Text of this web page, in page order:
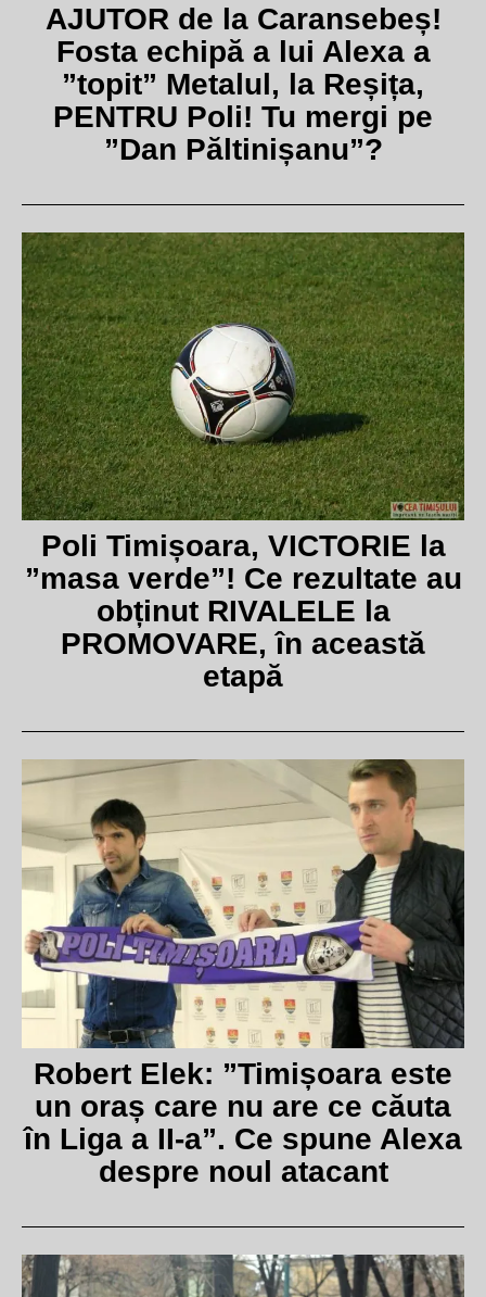
AJUTOR de la Caransebeș!
Fosta echipă a lui Alexa a
”topit” Metalul, la Reșița,
PENTRU Poli! Tu mergi pe
”Dan Păltinișanu”?
Poli Timișoara, VICTORIE la
”masa verde”! Ce rezultate au
obținut RIVALELE la
PROMOVARE, în această
etapă
Robert Elek: ”Timișoara este
un oraș care nu are ce căuta
în Liga a II-a”. Ce spune Alexa
despre noul atacant